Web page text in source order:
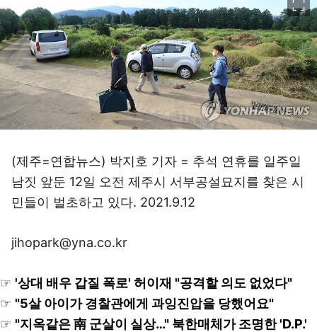
(제주=연합뉴스) 박지호 기자 = 추석 연휴를 일주일
남짓 앞둔 12일 오전 제주시 서부공설묘지를 찾은 시
민들이 벌초하고 있다. 2021.9.12
jihopark@yna.co.kr
☞ '상대 배우 갑질 폭로' 허이재 "공격할 의도 없었다"
☞ "5살 아이가 경찰관에게 과잉진압을 당했어요"
☞ "지옥같은 南 군살이 실상…" 북한매체가 조명한 'D.P.'